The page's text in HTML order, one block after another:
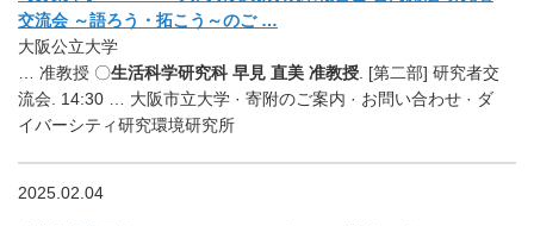
交流会 ～語ろう・拓こう～のご …
大阪公立大学
… 准教授 〇生活科学研究科 早見 直美 准教授 . [第二部] 研究者交
流会. 14:30 … 大阪市立大学 · 寄附のご案内 · お問い合わせ · ダ
イバーシティ研究環境研究所
2025.02.04